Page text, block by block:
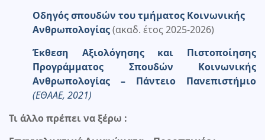
Οδηγός σπουδών του τμήματος Κοινωνικής
Ανθρωπολογίας(ακαδ. έτος 2025-2026)
Έκθεση Αξιολόγησης και Πιστοποίησης
Προγράμματος Σπουδών Κοινωνικής
Ανθρωπολογίας – Πάντειο Πανεπιστήμιο
(ΕΘΑΑΕ, 2021)
Τι άλλο πρέπει να ξέρω :